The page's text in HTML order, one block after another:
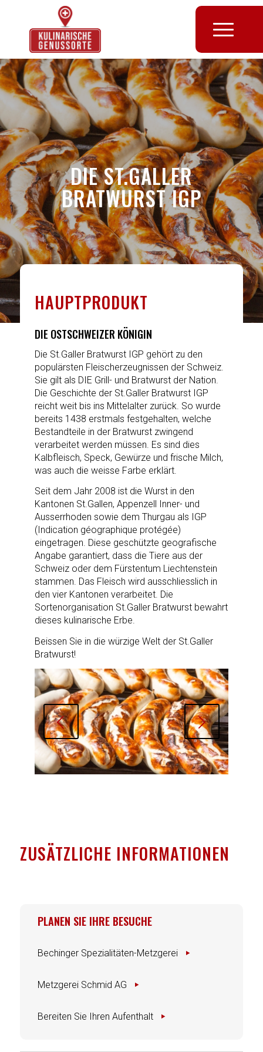
DIE ST.GALLER
BRATWURST IGP
HAUPTPRODUKT
DIE OSTSCHWEIZER KÖNIGIN
Die St.Galler Bratwurst IGP gehört zu den
populärsten Fleischerzeugnissen der Schweiz.
Sie gilt als DIE Grill- und Bratwurst der Nation.
Die Geschichte der St.Galler Bratwurst IGP
reicht weit bis ins Mittelalter zurück. So wurde
bereits 1438 erstmals festgehalten, welche
Bestandteile in der Bratwurst zwingend
verarbeitet werden müssen. Es sind dies
Kalbfleisch, Speck, Gewürze und frische Milch,
was auch die weisse Farbe erklärt.
Seit dem Jahr 2008 ist die Wurst in den
Kantonen St.Gallen, Appenzell Inner- und
Ausserrhoden sowie dem Thurgau als IGP
(Indication géographique protégée)
eingetragen. Diese geschützte geografische
Angabe garantiert, dass die Tiere aus der
Schweiz oder dem Fürstentum Liechtenstein
stammen. Das Fleisch wird ausschliesslich in
den vier Kantonen verarbeitet. Die
Sortenorganisation St.Galler Bratwurst bewahrt
dieses kulinarische Erbe.
Beissen Sie in die würzige Welt der St.Galler
Bratwurst!
Weiter
ZUSÄTZLICHE INFORMATIONEN
PLANEN SIE IHRE BESUCHE
Bechinger Spezialitäten-Metzgerei
Metzgerei Schmid AG
Bereiten Sie Ihren Aufenthalt